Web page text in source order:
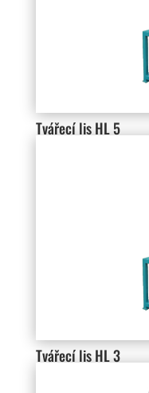
Tvářecí lis HL 5
Tvářecí lis HL 3